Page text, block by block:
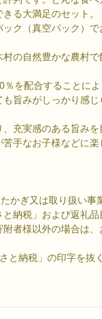
る大満足のセット。
ク（真空パック）で
の自然豊かな農村
を配合することに
旨みがしっかり感
充実感のある旨み
手なお子様などに楽
かぎ又は取り扱い事
納税」および返礼
者様以外の場合は
と納税」の印字を抜